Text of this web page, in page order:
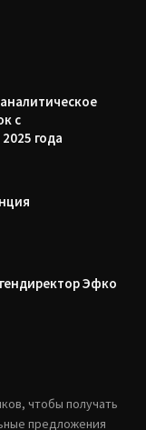
с
года
Эфко
чтобы получать
предложения